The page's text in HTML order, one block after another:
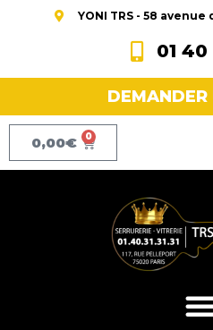
YONI TRS - 58 avenue
01 40
DEMANDER
0,00€ 0